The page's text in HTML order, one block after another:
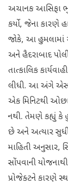
અચાનક આસિફા
કર્યો, જેના કારણે
જોકે, આ હુમલામાં
અને હૈદરાબાદ
તાત્કાલિક
લીધી. આ અંગે
એક મિનિટથી
નથી. તેમણે કહ્યું કે
છે અને અત્યાર
માહિતી અનુસાર,
સોંપવાની
પ્રોજેક્ટને કારણે